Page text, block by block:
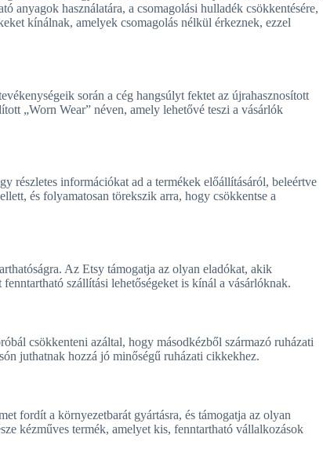
anyagok használatára, a csomagolási hulladék csökkentésére,
kínálnak, amelyek csomagolás nélkül érkeznek, ezzel
során a cég hangsúlyt fektet az újrahasznosított
„Worn Wear” néven, amely lehetővé teszi a vásárlók
részletes információkat ad a termékek előállításáról, beleértve
és folyamatosan törekszik arra, hogy csökkentse a
Az Etsy támogatja az olyan eladókat, akik
szállítási lehetőségeket is kínál a vásárlóknak.
csökkenteni azáltal, hogy másodkézből származó ruházati
juthatnak hozzá jó minőségű ruházati cikkekhez.
fordít a környezetbarát gyártásra, és támogatja az olyan
kézműves termék, amelyet kis, fenntartható vállalkozások